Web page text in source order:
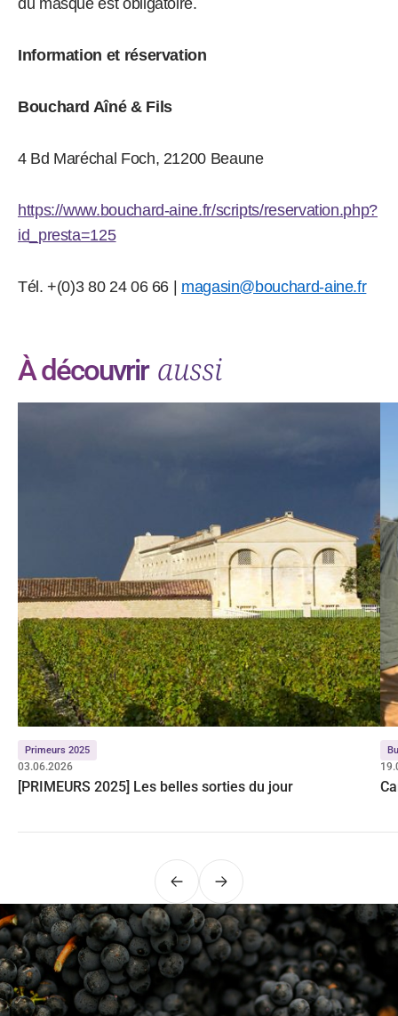
Information et réservation
Bouchard Aîné & Fils
4 Bd Maréchal Foch, 21200 Beaune
https://www.bouchard-aine.fr/scripts/reservation.php?
id_presta=125
Tél. +(0)3 80 24 06 66 | magasin@bouchard-aine.fr
À découvrir aussi
Primeurs 2025
03.06.2026
[PRIMEURS 2025] Les belles sorties du jour
PrécédentSuivant